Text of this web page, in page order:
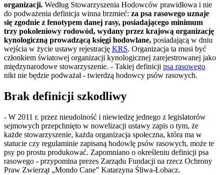
organizacji. Według Stowarzyszenia Hodowców prawidłowa i nie
do podważenia definicja winna brzmieć: za psa rasowego uznaje
się zgodnie z fenotypem danej rasy, posiadającego minimum
trzy pokoleniowy rodowód, wydany przez krajową organizację
kynologiczną prowadzącą księgi hodowlane, posiadającą w dniu
wejścia w życie ustawy rejestrację KRS. Organizacja ta musi być
członkiem światowej organizacji kynologicznej zarejestrowanej jako
międzynarodowe stowarzyszenie. - Takiej definicji psa rasowego
nikt nie będzie podważał - twierdzą hodowcy psów rasowych.
Brak definicji szkodliwy
- W 2011 r. przez nieudolność i niewiedzę jednego z legislatorów
sejmowych przepchnięto w nowelizacji ustawy zapis o tym, że
każde stowarzyszenie, każda organizacja społeczna, która ma w
statucie czy regulaminie zapisaną hodowlę psów rasowych, może te
psy po prostu produkować. Zapomniano o określeniu definicji psa
rasowego - przypomina prezes Zarządu Fundacji na rzecz Ochrony
Praw Zwierząt „Mondo Caneˮ Katarzyna Śliwa-Łobacz.